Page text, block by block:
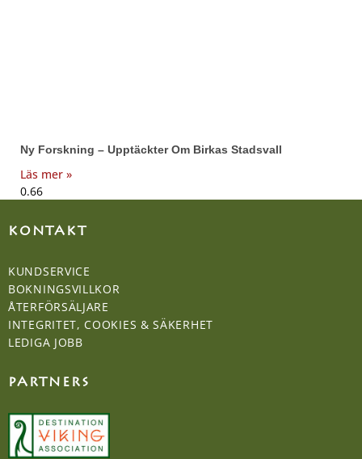
Ny Forskning – Upptäckter Om Birkas Stadsvall
Läs mer »
KONTAKT
KUNDSERVICE
BOKNINGSVILLKOR
ÅTERFÖRSÄLJARE
INTEGRITET, COOKIES & SÄKERHET
LEDIGA JOBB
PARTNERS